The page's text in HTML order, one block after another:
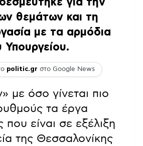
θεμάτων και τη
με τα αρμόδια
politic.gr στο Google News
με όσο γίνεται πιο
τα έργα
είναι σε εξέλιξη
της Θεσσαλονίκης